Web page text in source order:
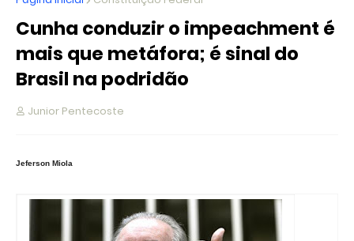
CRÍTICO
Cunha conduzir o impeachment é
mais que metáfora; é sinal do
Brasil na podridão
Junior Pentecoste
Jeferson Miola